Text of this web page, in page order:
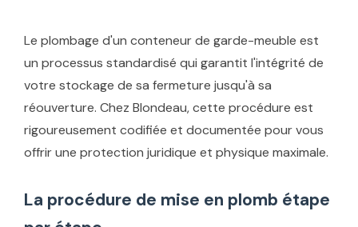
Le plombage d'un conteneur de garde-meuble est
un processus standardisé qui garantit l'intégrité de
votre stockage de sa fermeture jusqu'à sa
réouverture. Chez Blondeau, cette procédure est
rigoureusement codifiée et documentée pour vous
offrir une protection juridique et physique maximale.
La procédure de mise en plomb étape